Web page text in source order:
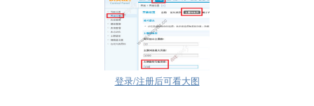
登录/注册后可看大图